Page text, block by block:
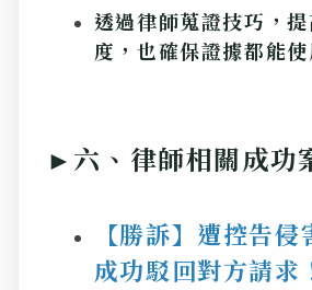
透過律師蒐證技巧，
度，也確保證據都能使
►六、律師相關成功
【勝訴】遭控告侵
成功駁回對方請求